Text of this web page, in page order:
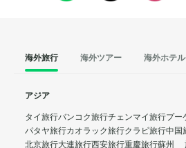
海外旅行 海外ツアー 海外ホテル
アジア
タイ旅行バンコク旅行チェンマイ旅行プー
パタヤ旅行カオラック旅行クラビ旅行中国
北京旅行大連旅行西安旅行重慶旅行蘇州